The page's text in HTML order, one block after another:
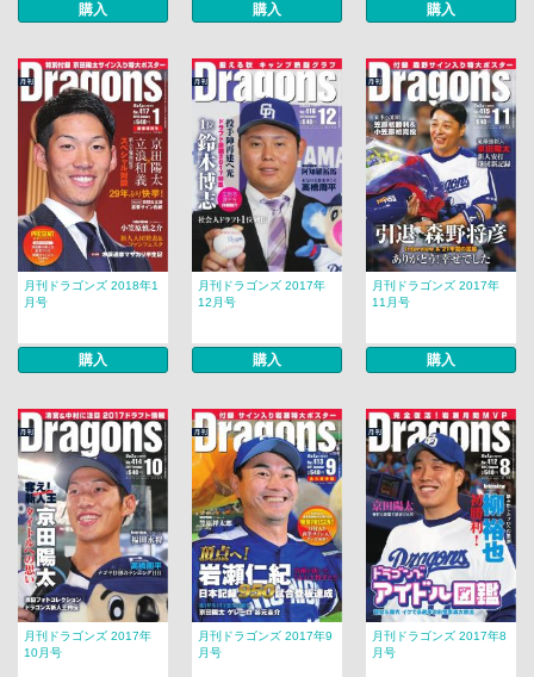
購入 購入 購入
月刊ドラゴンズ 2018年1
月号
購入
月刊ドラゴンズ 2017年
12月号
購入
月刊ドラゴンズ 2017年
11月号
購入
月刊ドラゴンズ 2017年
10月号
月刊ドラゴンズ 2017年9
月号
月刊ドラゴンズ 2017年8
月号